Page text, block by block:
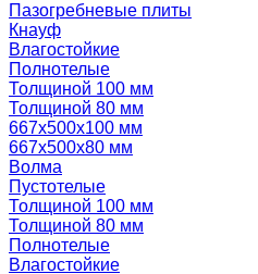
Пазогребневые плиты
Кнауф
Влагостойкие
Полнотелые
Толщиной 100 мм
Толщиной 80 мм
667х500х100 мм
667х500х80 мм
Волма
Пустотелые
Толщиной 100 мм
Толщиной 80 мм
Полнотелые
Влагостойкие